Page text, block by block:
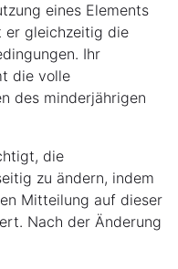
eines Elements
er gleichzeitig die
Ihr
die volle
des minderjährigen
die
zu ändern, indem
Mitteilung auf dieser
Nach der Änderung